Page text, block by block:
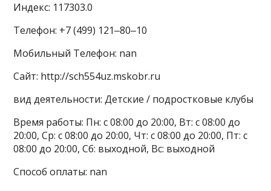
Индекс: 117303.0
Телефон: +7 (499) 121‒80‒10
Мобильный Телефон: nan
Сайт: http://sch554uz.mskobr.ru
вид деятельности: Детские / подростковые клубы
Время работы: Пн: с 08:00 до 20:00, Вт: с 08:00 до
20:00, Ср: с 08:00 до 20:00, Чт: с 08:00 до 20:00, Пт: с
08:00 до 20:00, Сб: выходной, Вс: выходной
Способ оплаты: nan